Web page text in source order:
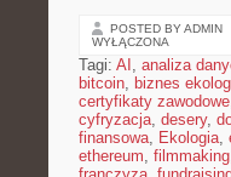
POSTED BY ADMIN
WYŁĄCZONA
Tagi: AI , analiza
bitcoin, biznes
certyfikaty zawodowe
cyfryzacja, desery,
finansowa, Ekologia,
ethereum, filmmaking